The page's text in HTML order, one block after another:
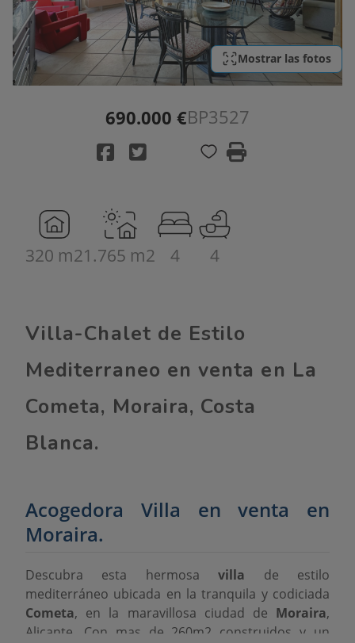
Mostrar las fotos
690.000 €BP3527
320 m21.765 m2 4 4
Villa-Chalet de Estilo
Mediterraneo en venta en La
Cometa, Moraira, Costa
Blanca.
Acogedora Villa en venta en
Moraira.
Descubra esta hermosavilla de estilo
mediterráneo ubicada en la tranquila y codiciada
Cometa, en la maravillosa ciudad de Moraira,
Alicante. Con mas de 260m2 construidos y un